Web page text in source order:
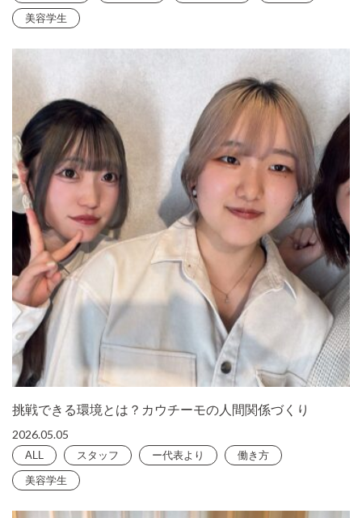
美容学生
挑戦できる環境とは？カウチーモの人間関係づくり
2026.05.05
ALL スタッフ ー代表より 働き方
美容学生